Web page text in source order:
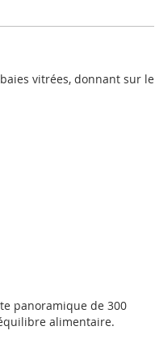
vitrées, donnant sur le
panoramique de 300
alimentaire.